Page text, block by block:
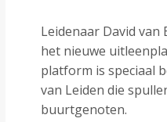
Leidenaar David
het nieuwe
platform is speciaal
van Leiden die
buurtgenoten.